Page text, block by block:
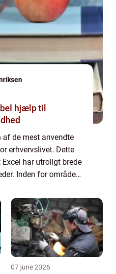
hjælp til
af de mest anvendte
erhvervslivet. Dette
har utroligt brede
Inden for områder
07 june 2026